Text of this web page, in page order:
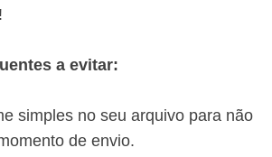
a evitar:
simples no seu arquivo para não
de envio.